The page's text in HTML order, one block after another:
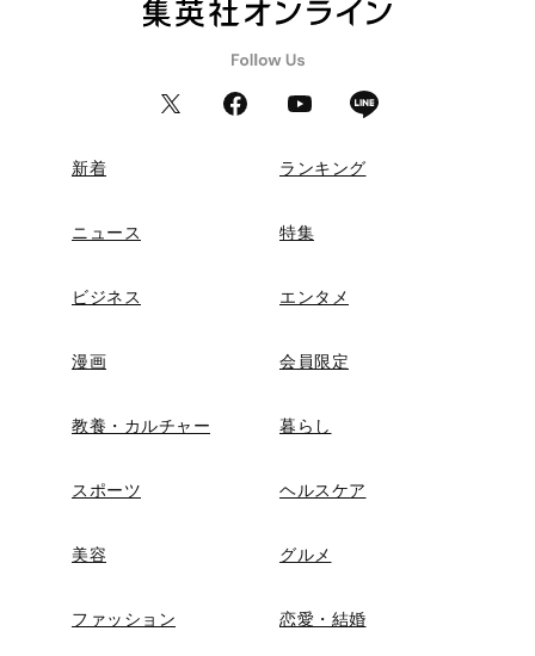
新着 ランキング
ニュース 特集
ビジネス エンタメ
漫画 会員限定
教養・カルチャー 暮らし
スポーツ ヘルスケア
美容 グルメ
ファッション 恋愛・結婚